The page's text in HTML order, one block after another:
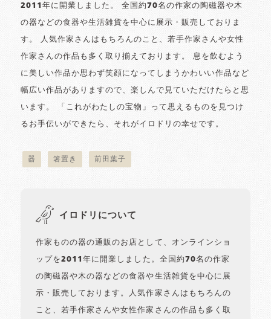
2011年に開業しました。 全国約70名の作家の陶磁器や木
の器などの食器や生活雑貨を中心に展示・販売しておりま
す。 人気作家さんはもちろんのこと、若手作家さんや女性
作家さんの作品も多く取り揃えております。 息を飲むよう
に美しい作品か思わず笑顔になってしまうかわいい作品など
幅広い作品がありますので、楽しんで見ていただけたらと思
います。 「これがわたしの宝物」って思えるものを見つけ
るお手伝いができたら、それがイロドリの幸せです。
器 箸置き 前田葉子
イロドリについて
作家ものの器の通販のお店として、オンラインショ
ップを2011年に開業しました。全国約70名の作家
の陶磁器や木の器などの食器や生活雑貨を中心に展
示・販売しております。人気作家さんはもちろんの
こと、若手作家さんや女性作家さんの作品も多く取